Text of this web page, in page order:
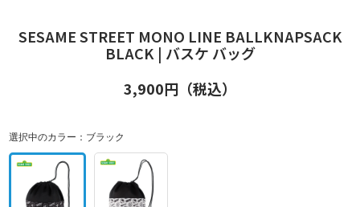
SESAME STREET MONO LINE BALLKNAPSACK
BLACK | バスケ バッグ
3,900円（税込）
選択中のカラー： ブラック